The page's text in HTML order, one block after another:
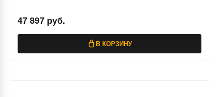
47 897 руб.
В КОРЗИНУ